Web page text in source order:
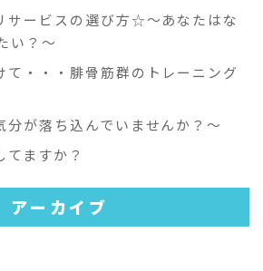
ービスの選び方☆～あなたはな
い？～
て・・・腓骨筋群のトレーニング
分が落ち込んでいませんか？～
ますか？
アーカイブ